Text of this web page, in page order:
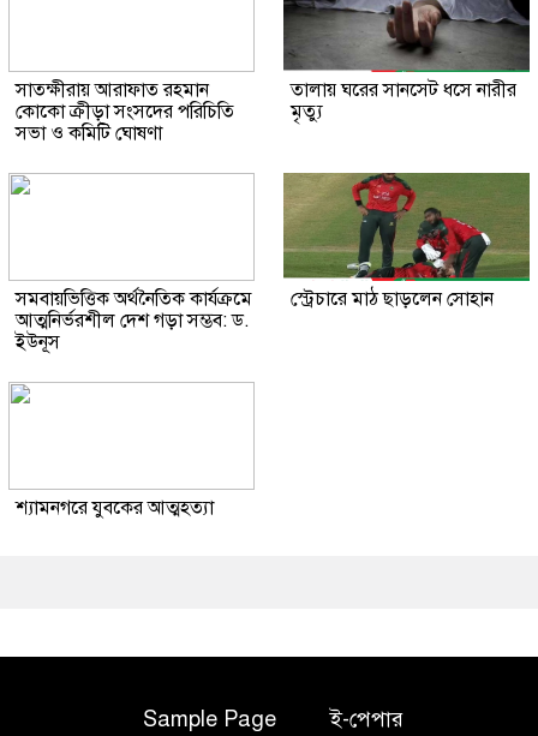
সাতক্ষীরায় আরাফাত রহমান
কোকো ক্রীড়া সংসদের পরিচিতি
সভা ও কমিটি ঘোষণা
তালায় ঘরের সানসেট ধসে নারীর
মৃত্যু
সমবায়ভিত্তিক অর্থনৈতিক কার্যক্রমে
আত্মনির্ভরশীল দেশ গড়া সম্ভব: ড.
ইউনূস
স্ট্রেচারে মাঠ ছাড়লেন সোহান
শ্যামনগরে যুবকের আত্মহত্যা
Sample Page ই-পেপার